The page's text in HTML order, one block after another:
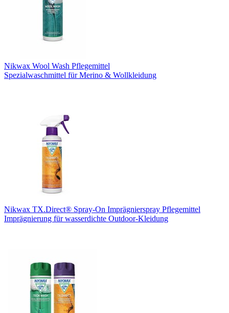
Nikwax Wool Wash Pflegemittel
Spezialwaschmittel für Merino & Wollkleidung
Nikwax TX.Direct® Spray-On Imprägnierspray Pflegemittel
Imprägnierung für wasserdichte Outdoor-Kleidung